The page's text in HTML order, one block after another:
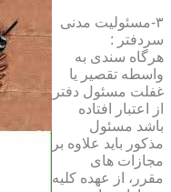
۳-مسئولیت مدنی
سردفتر :
هرگاه سندی به
واسطه تقصیر یا
غفلت مسئول دفتر
از اعتبار افتاده
باشد مسئول
مذکور باید علاوه بر
مجازات های
مقرر، از عهده کلیه